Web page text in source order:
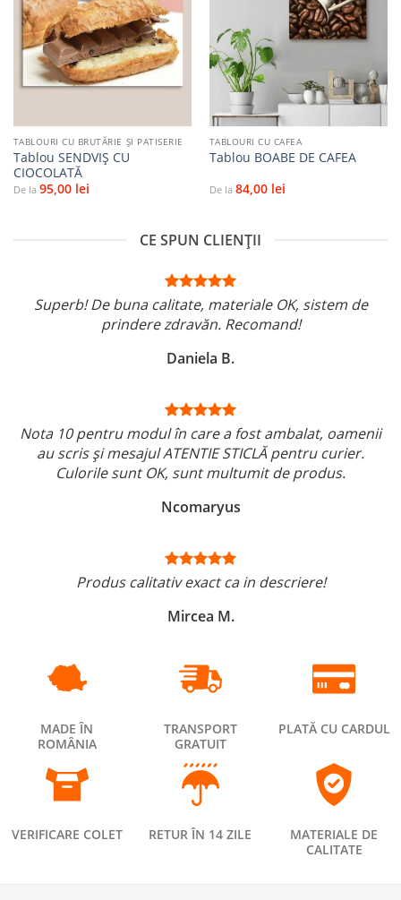
Adaugă
la
favorite
TABLOURI CU BRUTĂRIE ŞI PATISERIE
Tablou SENDVIȘ CU
CIOCOLATĂ
De la 95,00 lei
Adaugă
la
TABLOURI CU CAFEA
Tablou BOABE DE CAFEA
De la 84,00 lei
CE SPUN CLIENȚII
Superb! De buna calitate, materiale OK, sistem de
prindere zdravăn. Recomand!
Daniela B.
Nota 10 pentru modul în care a fost ambalat, oamenii
au scris și mesajul ATENTIE STICLĂ pentru curier.
Culorile sunt OK, sunt multumit de produs.
Ncomaryus
Produs calitativ exact ca in descriere!
Mircea M.
MADE ÎN
ROMÂNIA
TRANSPORT
GRATUIT
PLATĂ CU CARDUL
VERIFICARE COLET RETUR ÎN 14 ZILE
MATERIALE DE
CALITATE